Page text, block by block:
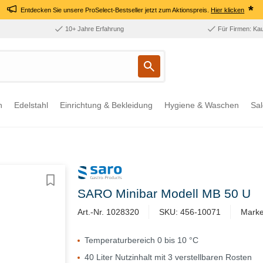
Entdecken Sie unsere ProSelect-Bestseller jetzt zum Aktionspreis.Hier klicken *
10+ Jahre Erfahrung Für Firmen:
Edelstahl Einrichtung & Bekleidung Hygiene & Waschen
SARO Minibar Modell MB 50 U
Art.-Nr. 1028320 SKU: 456-10071
Temperaturbereich 0 bis 10 °C
40 Liter Nutzinhalt mit 3 verstellbaren Rosten